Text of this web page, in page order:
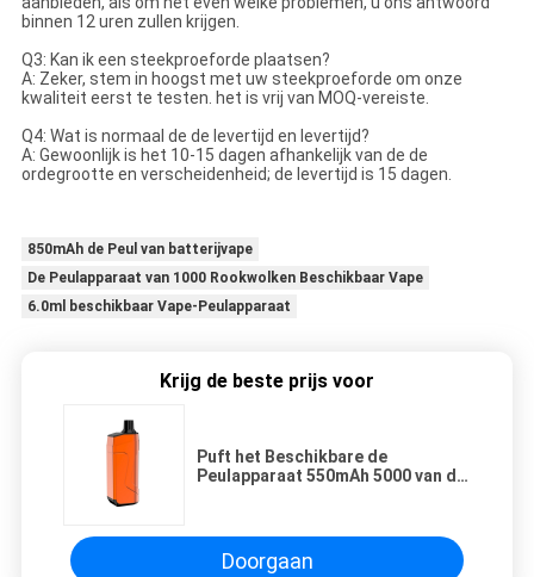
binnen 12 uren zullen krijgen.
Q3: Kan ik een steekproeforde plaatsen?
A: Zeker, stem in hoogst met uw steekproeforde om onze
kwaliteit eerst te testen. het is vrij van MOQ-vereiste.
Q4: Wat is normaal de de levertijd en levertijd?
A: Gewoonlijk is het 10-15 dagen afhankelijk van de de
ordegrootte en verscheidenheid; de levertijd is 15 dagen.
850mAh de Peul van batterijvape
De Peulapparaat van 1000 Rookwolken Beschikbaar Vape
6.0ml beschikbaar Vape-Peulapparaat
Krijg de beste prijs voor
Puft het Beschikbare de
Peulapparaat 550mAh 5000 van de
Doorgaan